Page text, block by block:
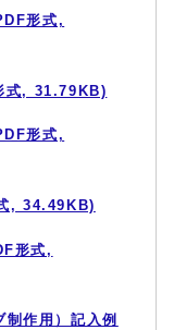
形式,
式, 31.79KB)
形式,
, 34.49KB)
形式,
作用）記入例